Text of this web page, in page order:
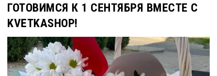
ГОТОВИМСЯ К 1 СЕНТЯБРЯ ВМЕСТЕ С
KVETKASHOP!